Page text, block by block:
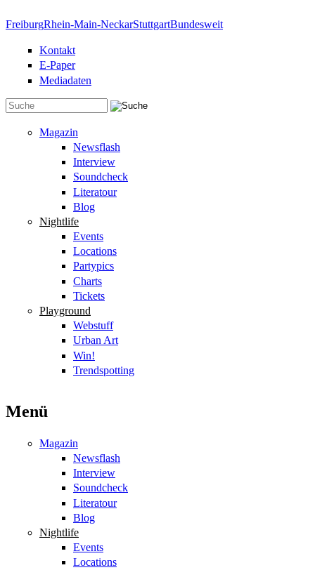
FreiburgRhein-Main-NeckarStuttgartBundesweit
Kontakt
E-Paper
Mediadaten
Magazin
Newsflash
Interview
Soundcheck
Literatour
Blog
Nightlife
Events
Locations
Partypics
Charts
Tickets
Playground
Webstuff
Urban Art
Win!
Trendspotting
Menü
Magazin
Newsflash
Interview
Soundcheck
Literatour
Blog
Nightlife
Events
Locations